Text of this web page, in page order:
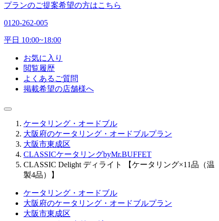
プランのご提案希望の方はこちら
0120-262-005
平日 10:00~18:00
お気に入り
閲覧履歴
よくあるご質問
掲載希望の店舗様へ
ケータリング・オードブル
大阪府のケータリング・オードブルプラン
大阪市東成区
CLASSICケータリングbyMr.BUFFET
CLASSIC Delight ディライト 【ケータリング×11品（温
製4品）】
ケータリング・オードブル
大阪府のケータリング・オードブルプラン
大阪市東成区